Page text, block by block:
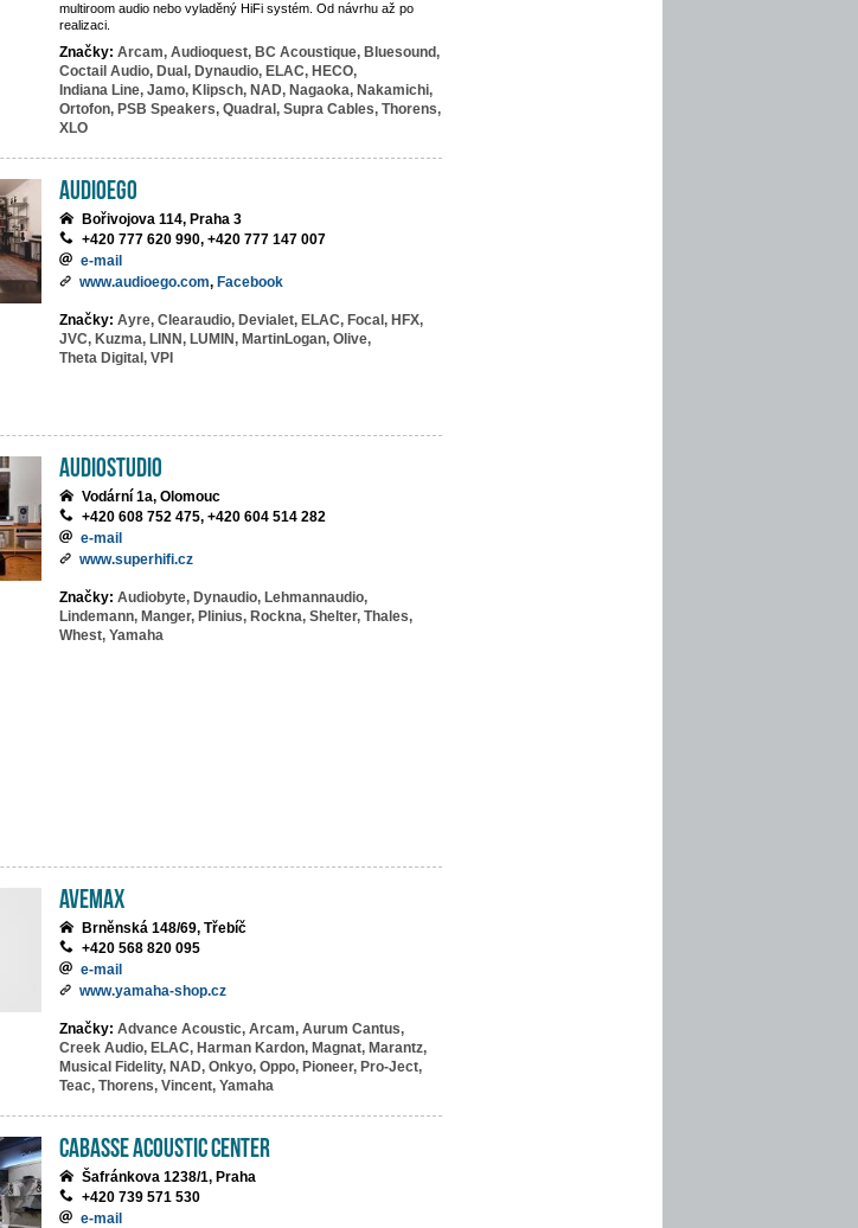
multiroom audio nebo vyladěný HiFi systém. Od návrhu až po
realizaci.
Značky: Arcam, Audioquest, BC Acoustique, Bluesound,
Coctail Audio, Dual, Dynaudio, ELAC, HECO,
Indiana Line, Jamo, Klipsch, NAD, Nagaoka, Nakamichi,
Ortofon, PSB Speakers, Quadral, Supra Cables, Thorens,
XLO
AUDIOEGO
Bořivojova 114, Praha 3
+420 777 620 990, +420 777 147 007
e-mail
www.audioego.com, Facebook
Značky: Ayre, Clearaudio, Devialet, ELAC, Focal, HFX,
JVC, Kuzma, LINN, LUMIN, MartinLogan, Olive,
Theta Digital, VPI
AudioStudio
Vodární 1a, Olomouc
+420 608 752 475, +420 604 514 282
e-mail
www.superhifi.cz
Značky: Audiobyte, Dynaudio, Lehmannaudio,
Lindemann, Manger, Plinius, Rockna, Shelter, Thales,
Whest, Yamaha
AVEMAX
Brněnská 148/69, Třebíč
+420 568 820 095
e-mail
www.yamaha-shop.cz
Značky: Advance Acoustic, Arcam, Aurum Cantus,
Creek Audio, ELAC, Harman Kardon, Magnat, Marantz,
Musical Fidelity, NAD, Onkyo, Oppo, Pioneer, Pro-Ject,
Teac, Thorens, Vincent, Yamaha
Cabasse Acoustic Center
Šafránkova 1238/1, Praha
+420 739 571 530
e-mail